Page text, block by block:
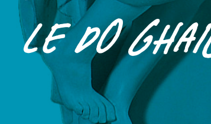
le do